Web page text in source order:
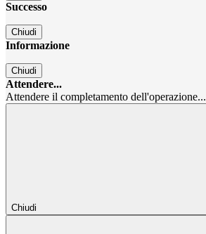
Successo
Chiudi
Informazione
Chiudi
Attendere...
Attendere il completamento dell'operazione...
Chiudi